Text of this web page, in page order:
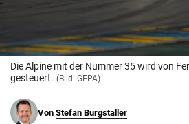
© Krone Multimedia GmbH & Co KG
Die Alpine mit der Nummer 35 wird von
gesteuert. (Bild: GEPA)
Von Stefan Burgstaller